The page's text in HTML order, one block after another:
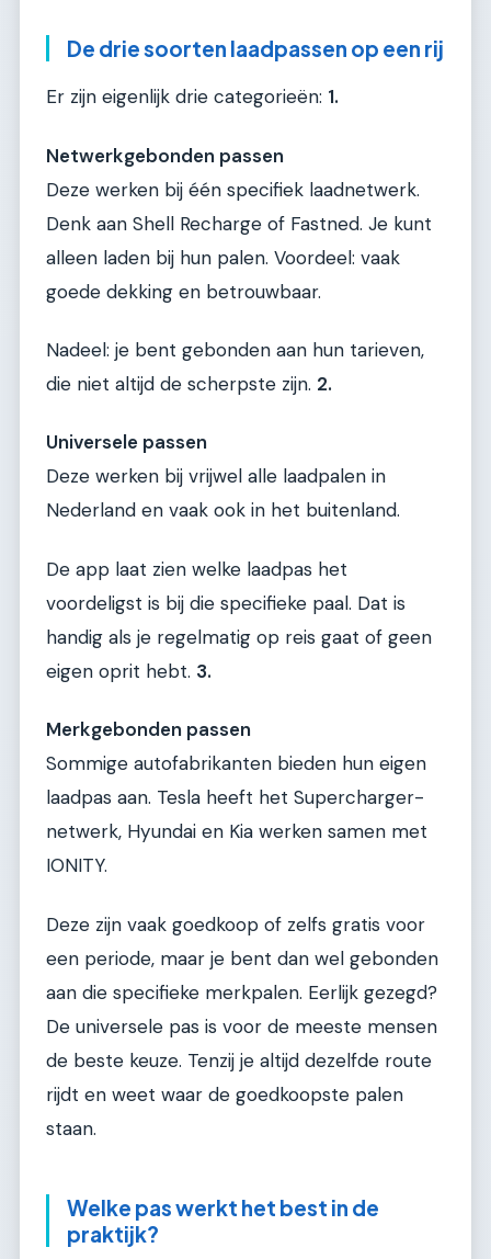
De drie soorten laadpassen op een rij
Er zijn eigenlijk drie categorieën: 1.
Netwerkgebonden passen
Deze werken bij één specifiek laadnetwerk.
Denk aan Shell Recharge of Fastned. Je kunt
alleen laden bij hun palen. Voordeel: vaak
goede dekking en betrouwbaar.
Nadeel: je bent gebonden aan hun tarieven,
die niet altijd de scherpste zijn. 2.
Universele passen
Deze werken bij vrijwel alle laadpalen in
Nederland en vaak ook in het buitenland.
De app laat zien welke laadpas het
voordeligst is bij die specifieke paal. Dat is
handig als je regelmatig op reis gaat of geen
eigen oprit hebt. 3.
Merkgebonden passen
Sommige autofabrikanten bieden hun eigen
laadpas aan. Tesla heeft het Supercharger-
netwerk, Hyundai en Kia werken samen met
IONITY.
Deze zijn vaak goedkoop of zelfs gratis voor
een periode, maar je bent dan wel gebonden
aan die specifieke merkpalen. Eerlijk gezegd?
De universele pas is voor de meeste mensen
de beste keuze. Tenzij je altijd dezelfde route
rijdt en weet waar de goedkoopste palen
staan.
Welke pas werkt het best in de
praktijk?